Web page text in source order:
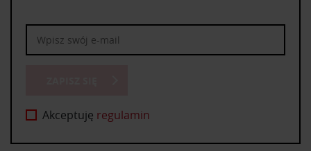
Akceptuję regulamin